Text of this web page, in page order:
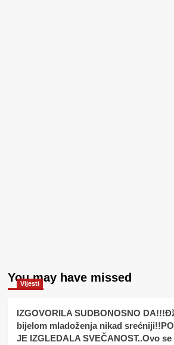
You may have missed
Vijesti
IZGOVORILA SUDBONOSNO
bijelom mladoženja nikad
JE IZGLEDALA SVEČANOST..Ovo